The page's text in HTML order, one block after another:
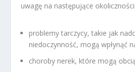
uwagę na następujące okoliczności:
problemy tarczycy, takie jak
niedoczynność, mogą wpłynąć
choroby nerek, które mogą